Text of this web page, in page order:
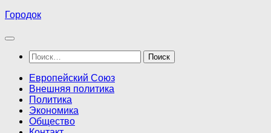
Перейти
содержимому
Городок
Найти:
Европейский Союз
Внешняя политика
Политика
Экономика
Общество